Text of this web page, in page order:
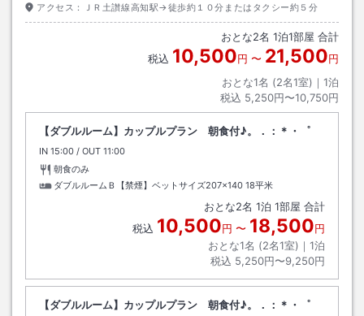
アクセス： ＪＲ土讃線高知駅→徒歩約１０分またはタクシー約５分
おとな2名 1泊1部屋 合計
税込 10,500円 〜 21,500円
おとな1名 (2名1室)｜ 1泊
税込 5,250円〜10,750円
【ダブルルーム】カップルプラン 朝食付♪。．：＊・゜
IN チェックイン
15:00 / OUT チェックアウト
11:00
朝食のみ
ダブルルームＢ【禁煙】ベットサイズ207×140 18平米
おとな2名 1泊 1部屋 合計
税込 10,500円 〜 18,500円
おとな1名 (2名1室)｜ 1泊
税込 5,250円〜9,250円
【ダブルルーム】カップルプラン 朝食付♪。．：＊・゜